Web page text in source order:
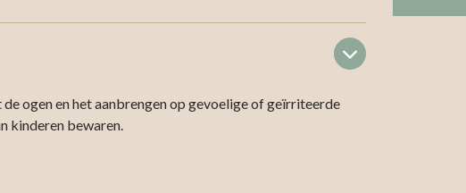
ogen en het aanbrengen op gevoelige of geïrriteerde
kinderen bewaren.